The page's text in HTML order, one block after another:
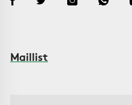
Maillist